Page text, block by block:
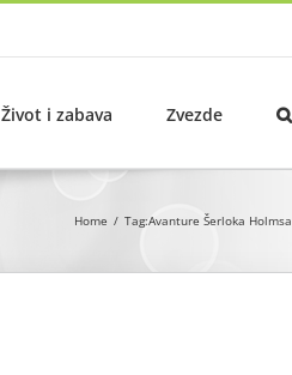
Život i zabava Zvezde
Home Tag:Avanture Šerloka Holmsa